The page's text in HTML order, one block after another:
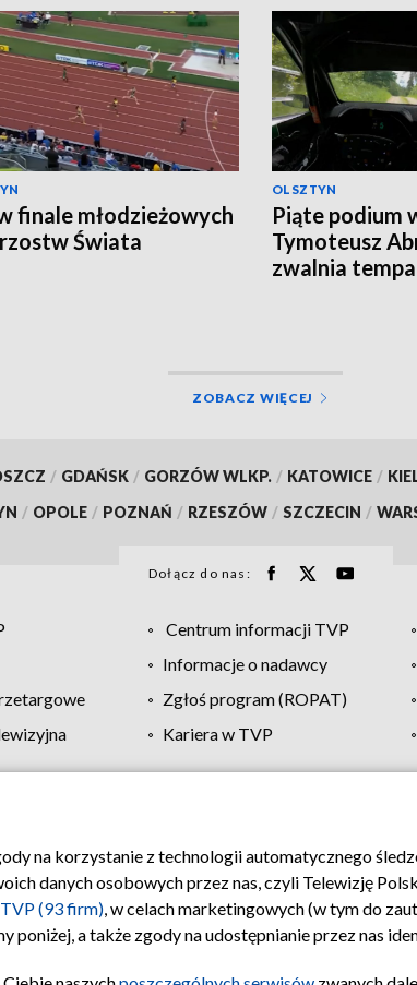
finale młodzieżowych
Świata
OLSZTYN
Piąte podium
Tymoteusz
zwalnia tempa
ZOBACZ WIĘCEJ
/ GDAŃSK / GORZÓW WLKP. / KATOWICE /
/ OPOLE / POZNAŃ / RZESZÓW / SZCZECIN /
Dołącz do nas:
Centrum informacji TVP
Informacje o nadawcy
Zgłoś program (ROPAT)
Kariera w TVP
Polityka prywatności Moje zgody Pomoc
na korzystanie z technologii automatycznego
danych osobowych przez nas, czyli Telewizję
(93 firm), w celach marketingowych (w tym do
poniżej, a także zgody na udostępnianie przez nas